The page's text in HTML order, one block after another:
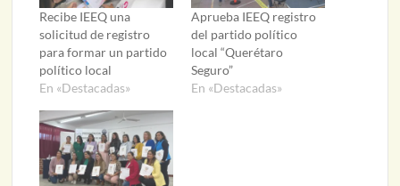
Recibe IEEQ una
solicitud de registro
para formar un partido
político local
En «Destacadas»
Aprueba IEEQ registro
del partido político
local “Querétaro
Seguro”
En «Destacadas»